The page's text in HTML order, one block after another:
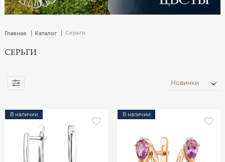
Главная | Каталог Серьги
СЕРЬГИ
Новинки
В наличии В наличии